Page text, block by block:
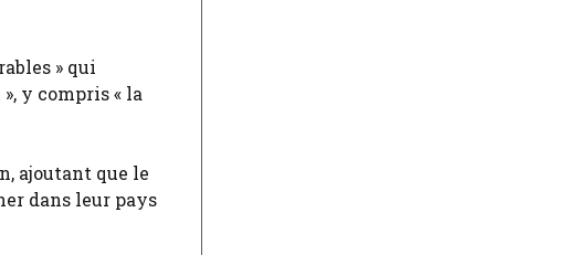
» qui
y compris « la
ajoutant que le
dans leur pays